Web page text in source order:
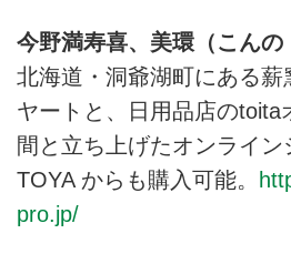
今野満寿喜、美環（こんの
北海道・洞爺湖町にある薪
ヤートと、日用品店のtoita
間と立ち上げたオンライ
TOYA からも購入可能。
pro.jp/